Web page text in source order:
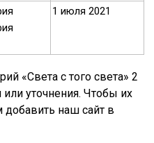
1 июля 2021
«Света с того света» 2
уточнения. Чтобы их
добавить наш сайт в